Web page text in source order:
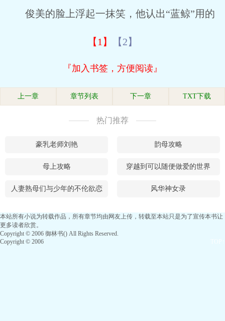
俊美的脸上浮起一抹笑，他认出“蓝鲸”用的
【1】 【2】
『加入书签，方便阅读』
上一章 章节列表 下一章 TXT下载
热门推荐
豪乳老师刘艳 韵母攻略
母上攻略 穿越到可以随便做爱的世界
人妻熟母们与少年的不伦欲恋 风华神女录
本站所有小说为转载作品，所有章节均由网友上传，转载至本站只是为了宣传本书让
更多读者欣赏。
Copyright © 2006 御林书() All Rights Reserved.
Copyright © 2006